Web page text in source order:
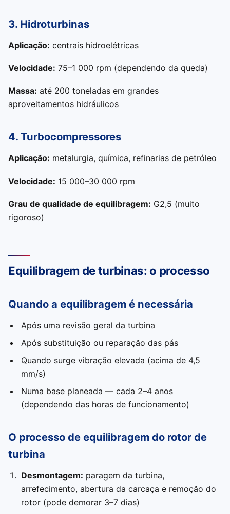
3. Hidroturbinas
Aplicação: centrais hidroelétricas
Velocidade: 75–1 000 rpm (dependendo da queda)
Massa: até 200 toneladas em grandes
aproveitamentos hidráulicos
4. Turbocompressores
Aplicação: metalurgia, química, refinarias de petróleo
Velocidade: 15 000–30 000 rpm
Grau de qualidade de equilibragem: G2,5 (muito
rigoroso)
Equilibragem de turbinas: o processo
Quando a equilibragem é necessária
Após uma revisão geral da turbina
Após substituição ou reparação das pás
Quando surge vibração elevada (acima de 4,5
mm/s)
Numa base planeada — cada 2–4 anos
(dependendo das horas de funcionamento)
O processo de equilibragem do rotor de
turbina
Desmontagem: paragem da turbina,
arrefecimento, abertura da carcaça e remoção do
rotor (pode demorar 3–7 dias)